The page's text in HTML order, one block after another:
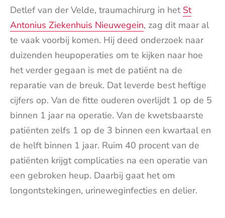
Detlef van der Velde, traumachirurg in het St
Antonius Ziekenhuis Nieuwegein, zag dit maar al
te vaak voorbij komen. Hij deed onderzoek naar
duizenden heupoperaties om te kijken naar hoe
het verder gegaan is met de patiënt na de
reparatie van de breuk. Dat leverde best heftige
cijfers op. Van de fitte ouderen overlijdt 1 op de 5
binnen 1 jaar na operatie. Van de kwetsbaarste
patiënten zelfs 1 op de 3 binnen een kwartaal en
de helft binnen 1 jaar. Ruim 40 procent van de
patiënten krijgt complicaties na een operatie van
een gebroken heup. Daarbij gaat het om
longontstekingen, urineweginfecties en delier.